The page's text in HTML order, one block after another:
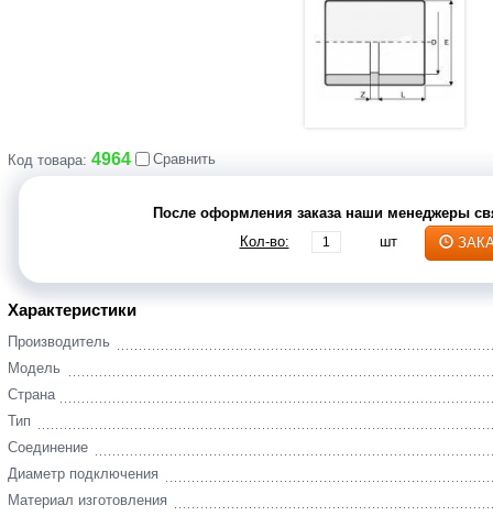
Код товара: 4964 Сравнить
После оформления заказа наши менеджеры
Кол-во:
шт
Характеристики
Производитель
Модель
Страна
Тип
Соединение
Диаметр подключения
Материал изготовления